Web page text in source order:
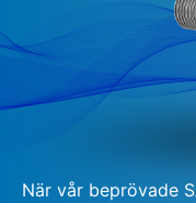
När vår beprövade